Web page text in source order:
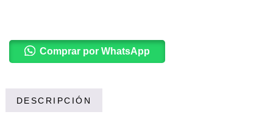
Comprar por WhatsApp
DESCRIPCIÓN